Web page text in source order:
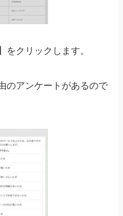
をクリックします。
のアンケートがあるので